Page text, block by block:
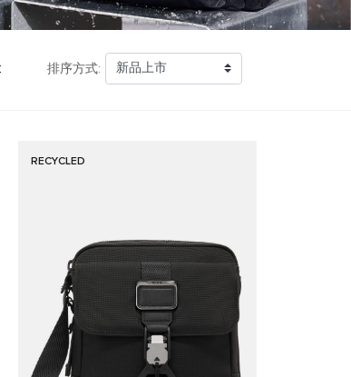
排序方式:
RECYCLED